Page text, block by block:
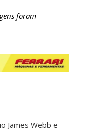
foram
James Webb e